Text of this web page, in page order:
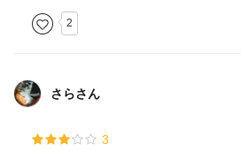
2
さらさん
3